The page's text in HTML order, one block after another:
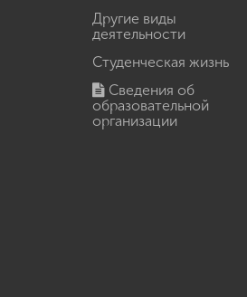
Другие виды
деятельности
Студенческая жизнь
Сведения об
образовательной
организации